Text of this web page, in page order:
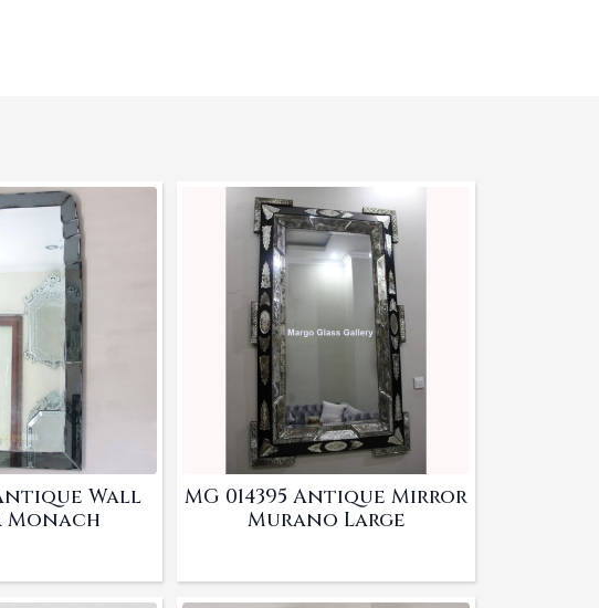
Antique Wall
MG 014395 Antique Mirror
Murano Large